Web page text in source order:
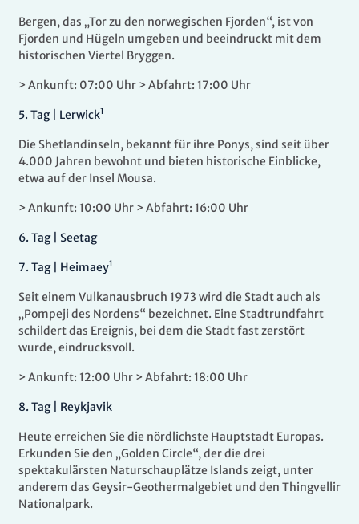
Bergen, das „Tor zu den norwegischen Fjorden“, ist von
Fjorden und Hügeln umgeben und beeindruckt mit dem
historischen Viertel Bryggen.
> Ankunft: 07:00 Uhr > Abfahrt: 17:00 Uhr
5. Tag | Lerwick1
Die Shetlandinseln, bekannt für ihre Ponys, sind seit über
4.000 Jahren bewohnt und bieten historische Einblicke,
etwa auf der Insel Mousa.
> Ankunft: 10:00 Uhr > Abfahrt: 16:00 Uhr
6. Tag | Seetag
7. Tag | Heimaey1
Seit einem Vulkanausbruch 1973 wird die Stadt auch als
„Pompeji des Nordens“ bezeichnet. Eine Stadtrundfahrt
schildert das Ereignis, bei dem die Stadt fast zerstört
wurde, eindrucksvoll.
> Ankunft: 12:00 Uhr > Abfahrt: 18:00 Uhr
8. Tag | Reykjavik
Heute erreichen Sie die nördlichste Hauptstadt Europas.
Erkunden Sie den „Golden Circle“, der die drei
spektakulärsten Naturschauplätze Islands zeigt, unter
anderem das Geysir-Geothermalgebiet und den Thingvellir
Nationalpark.